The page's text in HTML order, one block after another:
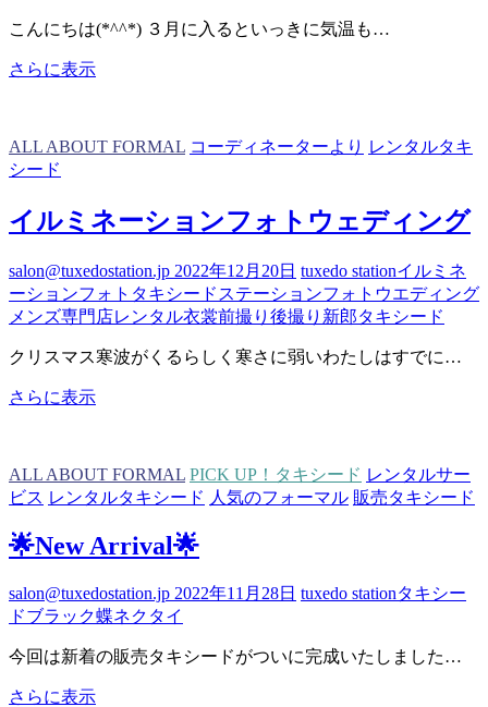
こんにちは(*^^*) ３月に入るといっきに気温も…
さらに表示2
シ
ラ
キ
ン
グ
ALL ABOUT FORMAL コーディネーターより レンタルタキ
シード
イルミネーションフォトウェディング
salon@tuxedostation.jp 2022年12月20日 tuxedo stationイルミネ
ーションフォト タキシードステーションフォトウエディング
メンズ専門店レンタル衣裳前撮り 後撮り 新郎タキシード
クリスマス寒波がくるらしく寒さに弱いわたしはすでに…
さらに表示イ
ネ
ー
シ
ョ
ン
ォ
ト
ウ
ェ
デ
ALL ABOUT FORMAL PICK UP！タキシード レンタルサー
ビス レンタルタキシード 人気のフォーマル 販売タキシード
🌟New Arrival🌟
salon@tuxedostation.jp 2022年11月28日 tuxedo stationタキシー
ドブラック蝶ネクタイ
今回は新着の販売タキシードがついに完成いたしました…
さらに表示🌟